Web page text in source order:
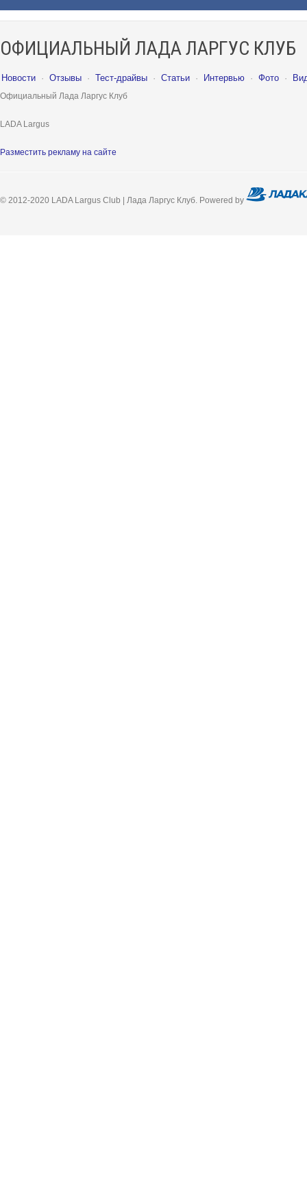
ОФИЦИАЛЬНЫЙ ЛАДА ЛАРГУС КЛУБ
Новости · Отзывы · Тест-драйвы · Статьи · Интервью · Фото ·
Официальный Лада Ларгус Клуб
LADA Largus
Разместить рекламу на сайте
© 2012-2020 LADA Largus Club | Лада Ларгус Клуб. Powered by